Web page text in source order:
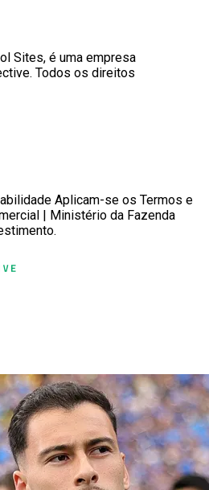
Sites, é uma empresa
Todos os direitos
Aplicam-se os Termos e
| Ministério da Fazenda